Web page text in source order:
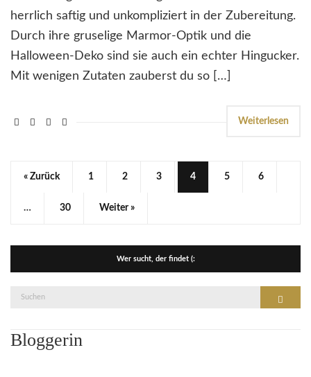
herrlich saftig und unkompliziert in der Zubereitung.
Durch ihre gruselige Marmor-Optik und die
Halloween-Deko sind sie auch ein echter Hingucker.
Mit wenigen Zutaten zauberst du so […]
Weiterlesen
« Zurück 1 2 3 4 5 6
… 30 Weiter »
Wer sucht, der findet (:
Suche
Bloggerin